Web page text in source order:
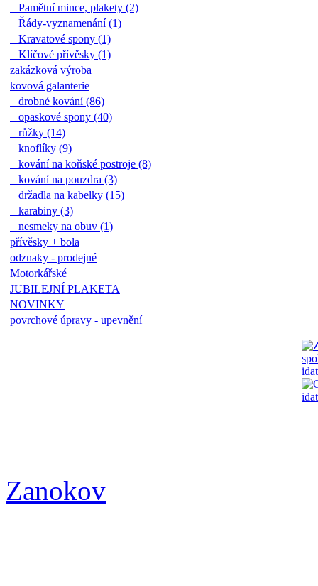
Pamětní mince, plakety (2)
Řády-vyznamenání (1)
Kravatové spony (1)
Klíčové přívěsky (1)
zakázková výroba
kovová galanterie
drobné kování (86)
opaskové spony (40)
růžky (14)
knoflíky (9)
kování na koňské postroje (8)
kování na pouzdra (3)
držadla na kabelky (15)
karabiny (3)
nesmeky na obuv (1)
přívěsky + bola
odznaky - prodejné
Motorkářské
JUBILEJNÍ PLAKETA
NOVINKY
povrchové úpravy - upevnění
Zanokov